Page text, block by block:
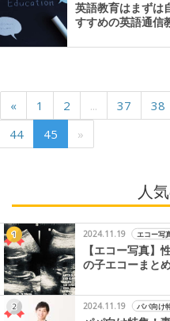
英語教育はまずは
すすめの英語通信
« 1 2 ... 37 38
44
45 »
人
2024.11.19 エコー写
【エコー写真】
の子エコーまと
2024.11.19
パパ向け